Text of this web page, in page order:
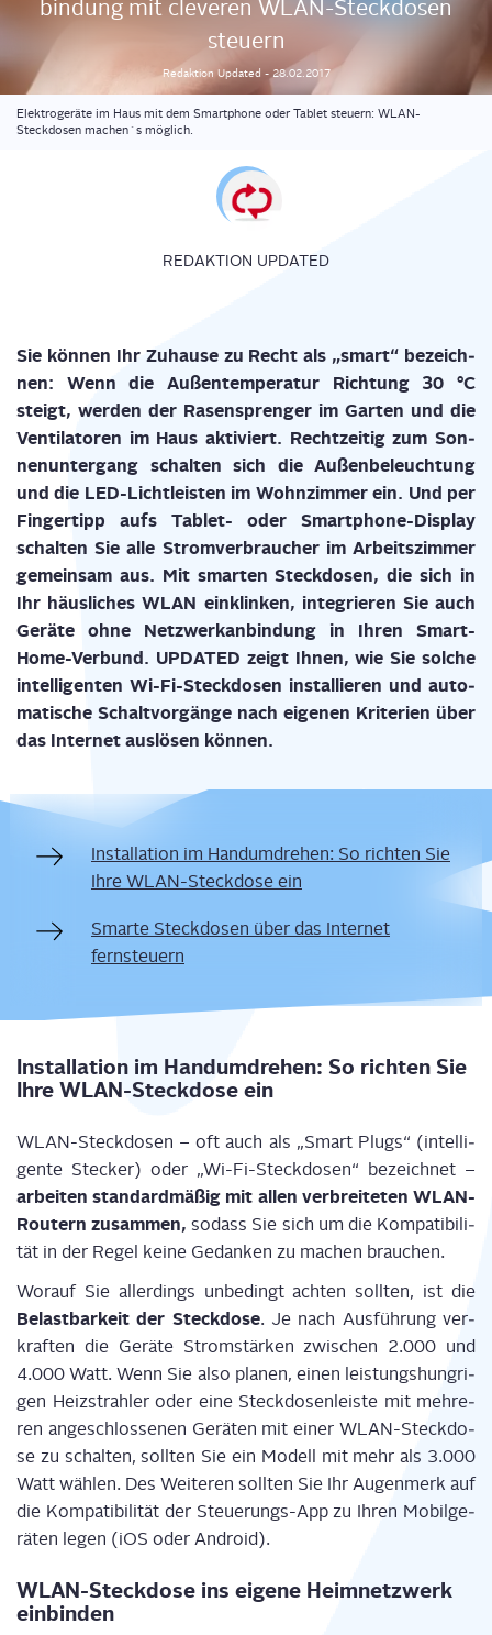
bin­dung mit cle­ve­ren WLAN-Steck­do­sen
steuern
Redaktion Updated - 28.02.2017
Elektrogeräte im Haus mit dem Smartphone oder Tablet steuern: WLAN-
Steckdosen machen´s möglich.
REDAKTION UPDATED
Sie kön­nen Ihr Zuhau­se zu Recht als „smart“ bezeich­
nen: Wenn die Außen­tem­pe­ra­tur Rich­tung 30 °C
steigt, wer­den der Rasen­spren­ger im Gar­ten und die
Ven­ti­la­to­ren im Haus akti­viert. Recht­zei­tig zum Son­
nen­un­ter­gang schal­ten sich die Außen­be­leuch­tung
und die LED-Licht­leis­ten im Wohn­zim­mer ein. Und per
Fin­ger­tipp aufs Tablet- oder Smart­phone-Dis­play
schal­ten Sie alle Strom­ver­brau­cher im Arbeits­zim­mer
gemein­sam aus. Mit smar­ten Steck­do­sen, die sich in
Ihr häus­li­ches WLAN ein­klin­ken, inte­grie­ren Sie auch
Gerä­te ohne Netz­werk­an­bin­dung in Ihren Smart-
Home-Ver­bund. UPDATED zeigt Ihnen, wie Sie sol­che
intel­li­gen­ten Wi-Fi-Steck­do­sen instal­lie­ren und auto­
ma­ti­sche Schalt­vor­gän­ge nach eige­nen Kri­te­ri­en über
das Inter­net aus­lö­sen können.
Instal­la­ti­on im Hand­um­dre­hen: So rich­ten Sie
Ihre WLAN-Steck­do­se ein
Smar­te Steck­do­sen über das Inter­net
fernsteuern
Instal­la­ti­on im Hand­um­dre­hen: So rich­ten Sie
Ihre WLAN-Steck­do­se ein
WLAN-Steck­do­sen – oft auch als „Smart Plugs“ (intel­li­
gen­te Ste­cker) oder „Wi-Fi-Steck­do­sen“ bezeich­net –
arbei­ten stan­dard­mä­ßig mit allen ver­brei­te­ten WLAN-
Rou­tern zusam­men, sodass Sie sich um die Kom­pa­ti­bi­li­
tät in der Regel kei­ne Gedan­ken zu machen brauchen.
Wor­auf Sie aller­dings unbe­dingt ach­ten soll­ten, ist die
Belast­bar­keit der Steck­do­se. Je nach Aus­füh­rung ver­
kraf­ten die Gerä­te Strom­stär­ken zwi­schen 2.000 und
4.000 Watt. Wenn Sie also pla­nen, einen leis­tungs­hung­ri­
gen Heiz­strah­ler oder eine Steck­do­sen­leis­te mit meh­re­
ren ange­schlos­se­nen Gerä­ten mit einer WLAN-Steck­do­
se zu schal­ten, soll­ten Sie ein Modell mit mehr als 3.000
Watt wäh­len. Des Wei­te­ren soll­ten Sie Ihr Augen­merk auf
die Kom­pa­ti­bi­li­tät der Steue­rungs-App zu Ihren Mobil­ge­
rä­ten legen (iOS oder Android).
WLAN-Steck­do­se ins eige­ne Heim­netz­werk
einbinden